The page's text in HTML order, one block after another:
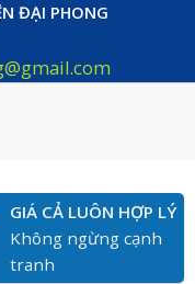
ĐẠI PHONG
GIÁ CẢ LUÔN HỢP LÝ
Không ngừng cạnh
tranh